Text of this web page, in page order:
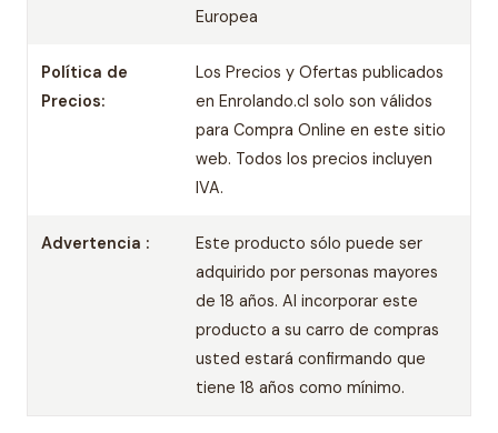
Europea
Política de
Precios:
Los Precios y Ofertas publicados
en Enrolando.cl solo son válidos
para Compra Online en este sitio
web. Todos los precios incluyen
IVA.
Advertencia :
Este producto sólo puede ser
adquirido por personas mayores
de 18 años. Al incorporar este
producto a su carro de compras
usted estará confirmando que
tiene 18 años como mínimo.